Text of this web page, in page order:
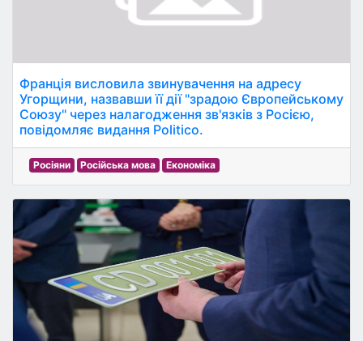
Франція висловила звинувачення на адресу
Угорщини, назвавши її дії "зрадою Європейському
Союзу" через налагодження зв'язків з Росією,
повідомляє видання Politico.
Росіяни Російська мова Економіка